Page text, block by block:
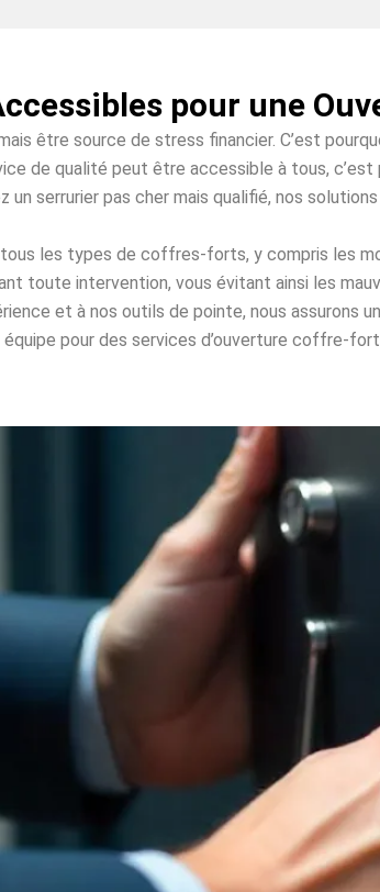
pour une
être source de stress financier. C’est
de qualité peut être accessible à tous,
un serrurier pas cher mais qualifié, nos
les types de coffres-forts, y compris les
toute intervention, vous évitant ainsi les
et à nos outils de pointe, nous assurons
pour des services d’ouverture coffre-